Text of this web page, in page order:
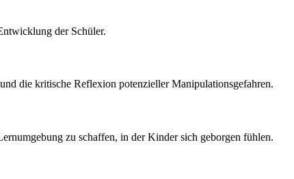
der Schüler.
die kritische Reflexion potenzieller Manipulationsgefahren.
zu schaffen, in der Kinder sich geborgen fühlen.